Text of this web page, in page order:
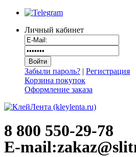
Личный кабинет
Забыли пароль? | Регистрация
Корзина покупок
Оформление заказа
8 800 550-29-78
E-